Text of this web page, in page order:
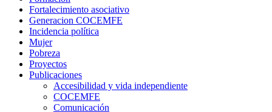
Fortalecimiento asociativo
Generacion COCEMFE
Incidencia política
Mujer
Pobreza
Proyectos
Publicaciones
Accesibilidad y vida independiente
COCEMFE
Comunicación